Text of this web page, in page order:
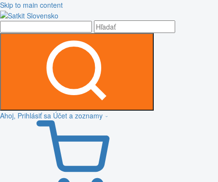
Skip to main content
Ahoj, Prihlásiť sa Účet a zoznamy